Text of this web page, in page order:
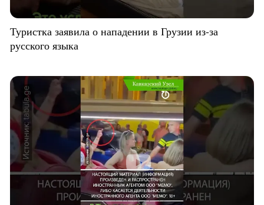
Туристка заявила о нападении в Грузии из-за
русского языка